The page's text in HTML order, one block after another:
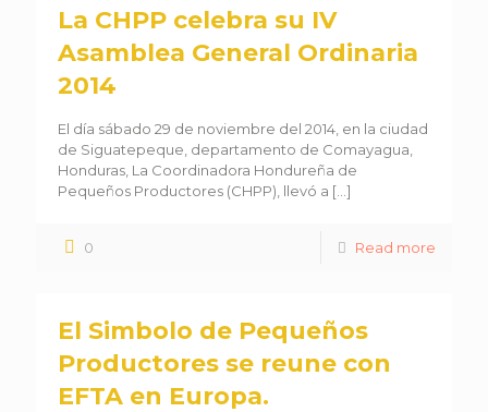
La CHPP celebra su IV
Asamblea General Ordinaria
2014
El día sábado 29 de noviembre del 2014, en la ciudad
de Siguatepeque, departamento de Comayagua,
Honduras, La Coordinadora Hondureña de
Pequeños Productores (CHPP), llevó a […]
0 Read more
El Simbolo de Pequeños
Productores se reune con
EFTA en Europa.